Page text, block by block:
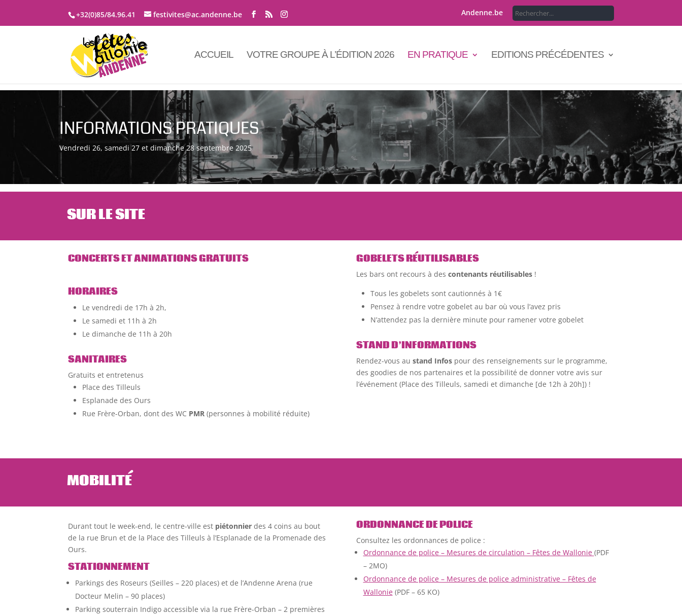
+32(0)85/84.96.41 festivites@ac.andenne.be Andenne.be
ACCUEIL VOTRE GROUPE À L’ÉDITION 2026 EN PRATIQUE EDITIONS PRÉCÉDENTES
INFORMATIONS PRATIQUES
Vendredi 26, samedi 27 et dimanche 28 septembre 2025
SUR LE SITE
CONCERTS ET ANIMATIONSGRATUITS
HORAIRES
Le vendredi de 17h à 2h,
Le samedi et 11h à 2h
Le dimanche de 11h à 20h
SANITAIRES
Gratuits et entretenus
Place des Tilleuls
Esplanade des Ours
Rue Frère-Orban, dont des WC PMR (personnes à mobilité réduite)
GOBELETS RÉUTILISABLES
Les bars ont recours à des contenants réutilisables!
Tous les gobelets sont cautionnés à 1€
Pensez à rendre votre gobelet au bar où vous l’avez pris
N’attendez pas la dernière minute pour ramener votre gobelet
STAND D’INFORMATIONS
Rendez-vous au stand Infospour des renseignements sur le programme,
des goodies de nos partenaires et la possibilité de donner votre avis sur
l’événement (Place des Tilleuls, samedi et dimanche [de 12h à 20h]) !
MOBILITÉ
Durant tout le week-end, le centre-ville est piétonnier des 4 coins au bout
de la rue Brun et de la Place des Tilleuls à l’Esplanade de la Promenade des
Ours.
STATIONNEMENT
Parkings des Roseurs (Seilles – 220 places) et de l’Andenne Arena (rue
Docteur Melin – 90 places)
Parking souterrain Indigo accessible via la rue Frère-Orban – 2 premières
ORDONNANCE DE POLICE
Consultez les ordonnances de police :
Ordonnance de police – Mesures de circulation – Fêtes de Wallonie (PDF
– 2MO)
Ordonnance de police – Mesures de police administrative – Fêtes de
Wallonie(PDF – 65 KO)